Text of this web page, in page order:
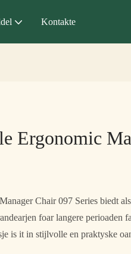
Kontakte
Ergonomic
Chair 097 Series biedt
foar langere perioaden
is it in stijlvolle en praktyske